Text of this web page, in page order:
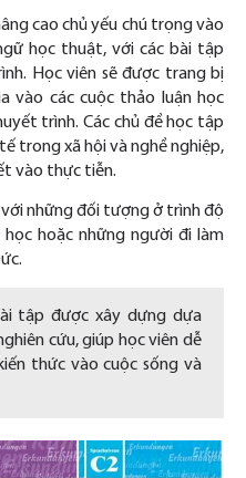
cao chủ yếu chú trọng vào
học thuật, với các bài tập
Học viên sẽ được trang bị
vào các cuộc thảo luận học
trình. Các chủ đề học tập
trong xã hội và nghề nghiệp,
vào thực tiễn.
những đối tượng ở trình độ
học hoặc những người đi làm
tập được xây dựng dựa
cứu, giúp học viên dễ
thức vào cuộc sống và